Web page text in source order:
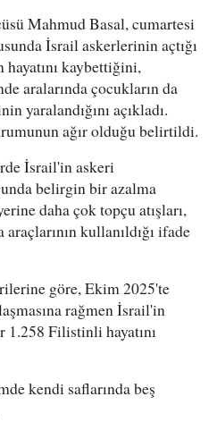
Mahmud Basal, cumartesi
İsrail askerlerinin açtığı
kaybettiğini,
aralarında çocukların da
yaralandığını açıkladı.
ağır olduğu belirtildi.
İsrail'in askeri
belirgin bir azalma
daha çok topçu atışları,
araçlarının kullanıldığı ifade
göre, Ekim 2025'te
rağmen İsrail'in
1.258 Filistinli hayatını
kendi saflarında beş